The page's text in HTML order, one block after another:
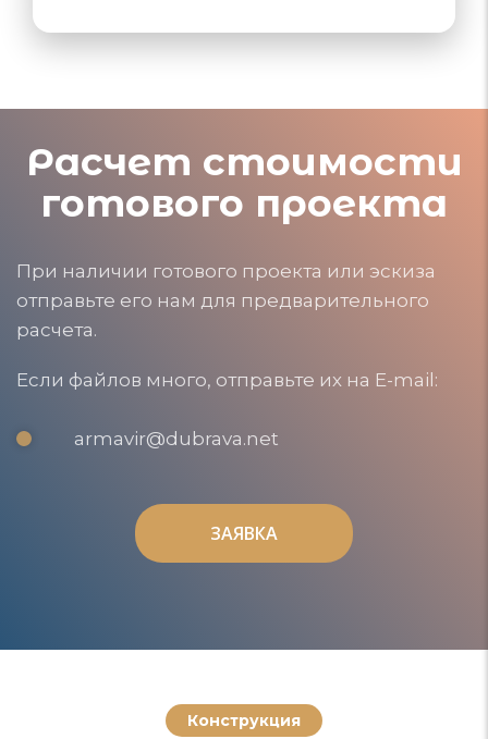
Расчет стоимости
готового проекта
При наличии готового проекта или эскиза
отправьте его нам для предварительного
расчета.
Если файлов много, отправьте их на E-mail:
armavir@dubrava.net
ЗАЯВКА
ЗАЯВКА
Конструкция